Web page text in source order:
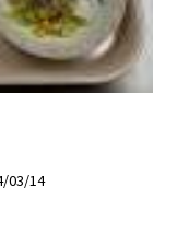
03/14